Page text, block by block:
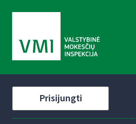
Prisijungti